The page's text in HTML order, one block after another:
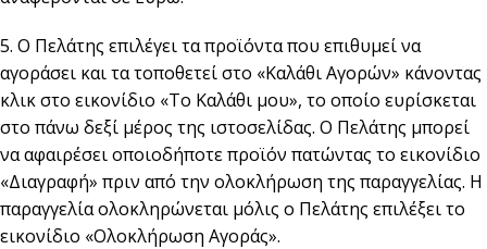
5. Ο Πελάτης επιλέγει τα προϊόντα που επιθυμεί να
αγοράσει και τα τοποθετεί στο «Καλάθι Αγορών» κάνοντας
κλικ στο εικονίδιο «Το Καλάθι μου», το οποίο ευρίσκεται
στο πάνω δεξί μέρος της ιστοσελίδας. Ο Πελάτης μπορεί
να αφαιρέσει οποιοδήποτε προϊόν πατώντας το εικονίδιο
«Διαγραφή» πριν από την ολοκλήρωση της παραγγελίας. Η
παραγγελία ολοκληρώνεται μόλις ο Πελάτης επιλέξει το
εικονίδιο «Ολοκλήρωση Αγοράς».